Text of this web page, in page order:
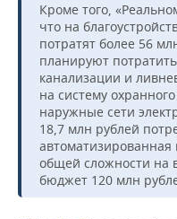
ФИГУРНОЕ КАТАНИЕ
ВОДНЫЕ ВИДЫ
ХОККЕЙ С МЯЧОМ
МЕДИЦИНА
ОБРАЗОВАНИЕ
ПРОИСШЕСТВИЯ
Кроме того,
что на
потратят более 56
планируют
канализации и
на систему
наружные сети
18,7 млн рублей
общей сложности на
бюджет 120 млн